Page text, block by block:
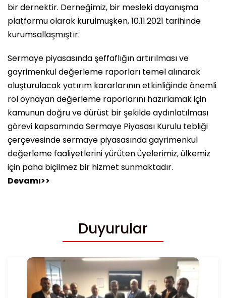
bir dernektir. Derneğimiz, bir mesleki dayanışma
platformu olarak kurulmuşken, 10.11.2021 tarihinde
kurumsallaşmıştır.
Sermaye piyasasında şeffaflığın artırılması ve
gayrimenkul değerleme raporları temel alınarak
oluşturulacak yatırım kararlarının etkinliğinde önemli
rol oynayan değerleme raporlarını hazırlamak için
kamunun doğru ve dürüst bir şekilde aydınlatılması
görevi kapsamında Sermaye Piyasası Kurulu tebliği
çerçevesinde sermaye piyasasında gayrimenkul
değerleme faaliyetlerini yürüten üyelerimiz, ülkemiz
için paha biçilmez bir hizmet sunmaktadır.
Devamı>>
Duyurular